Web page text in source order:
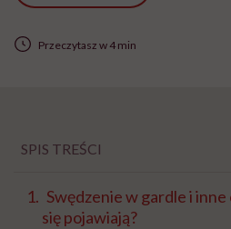
Przeczytasz w 4 min
SPIS TREŚCI
Swędzenie w gardle i
się pojawiają?